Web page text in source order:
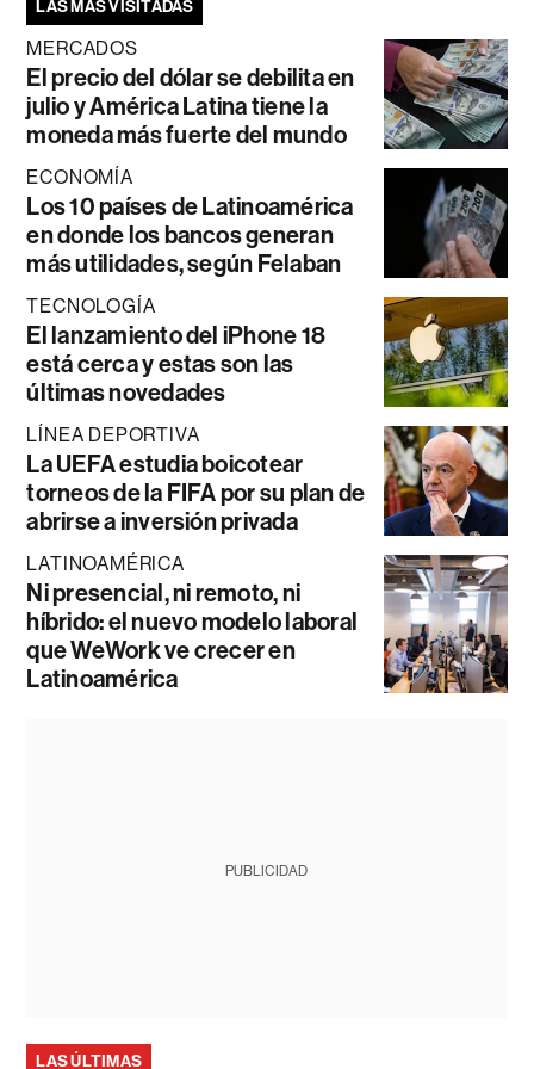
LAS MÁS VISITADAS
MERCADOS
El precio del dólar se debilita en
julio y América Latina tiene la
moneda más fuerte del mundo
ECONOMÍA
Los 10 países de Latinoamérica
en donde los bancos generan
más utilidades, según Felaban
TECNOLOGÍA
El lanzamiento del iPhone 18
está cerca y estas son las
últimas novedades
LÍNEA DEPORTIVA
La UEFA estudia boicotear
torneos de la FIFA por su plan de
abrirse a inversión privada
LATINOAMÉRICA
Ni presencial, ni remoto, ni
híbrido: el nuevo modelo laboral
que WeWork ve crecer en
Latinoamérica
PUBLICIDAD
LAS ÚLTIMAS